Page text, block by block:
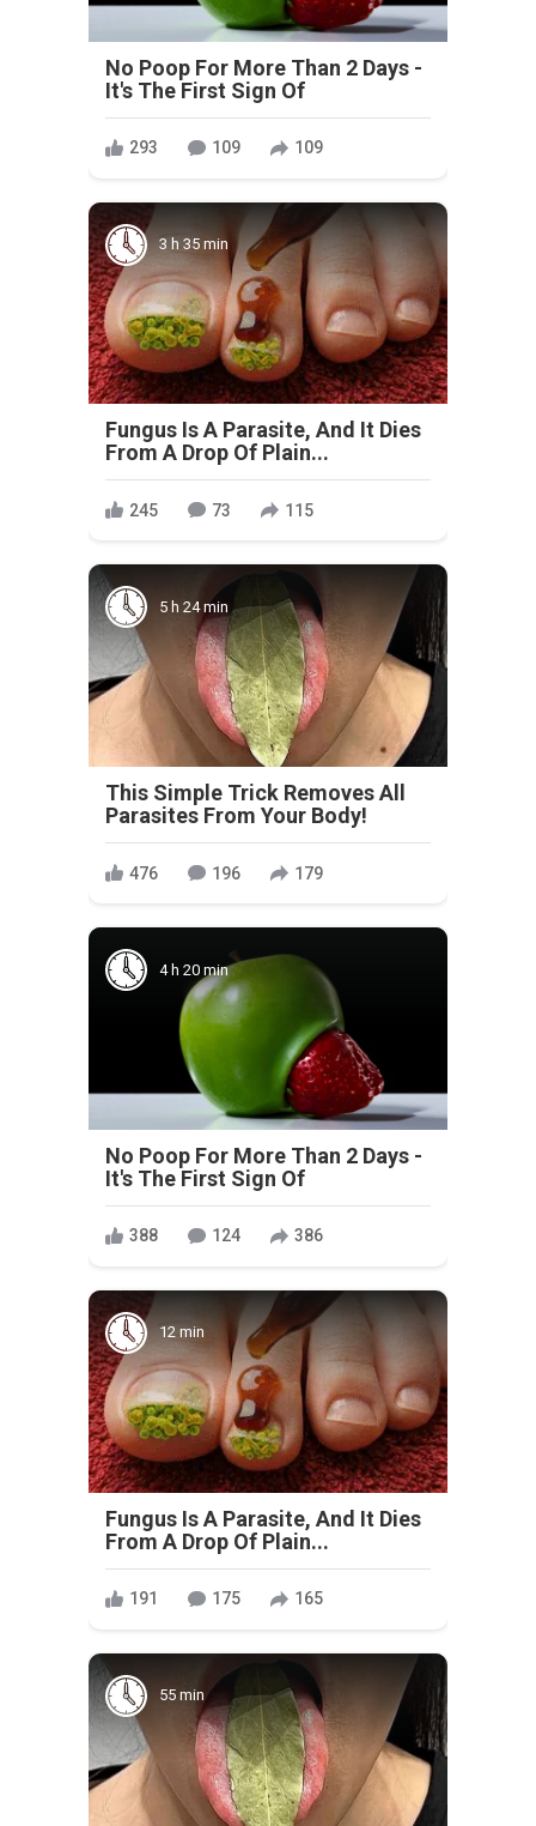
No Poop For More Than 2 Days -
It's The First Sign Of
293 109 109
3 h 35 min
Fungus Is A Parasite, And It Dies
From A Drop Of Plain...
245 73 115
5 h 24 min
This Simple Trick Removes All
Parasites From Your Body!
476 196 179
4 h 20 min
No Poop For More Than 2 Days -
It's The First Sign Of
388 124 386
12 min
Fungus Is A Parasite, And It Dies
From A Drop Of Plain...
191 175 165
55 min